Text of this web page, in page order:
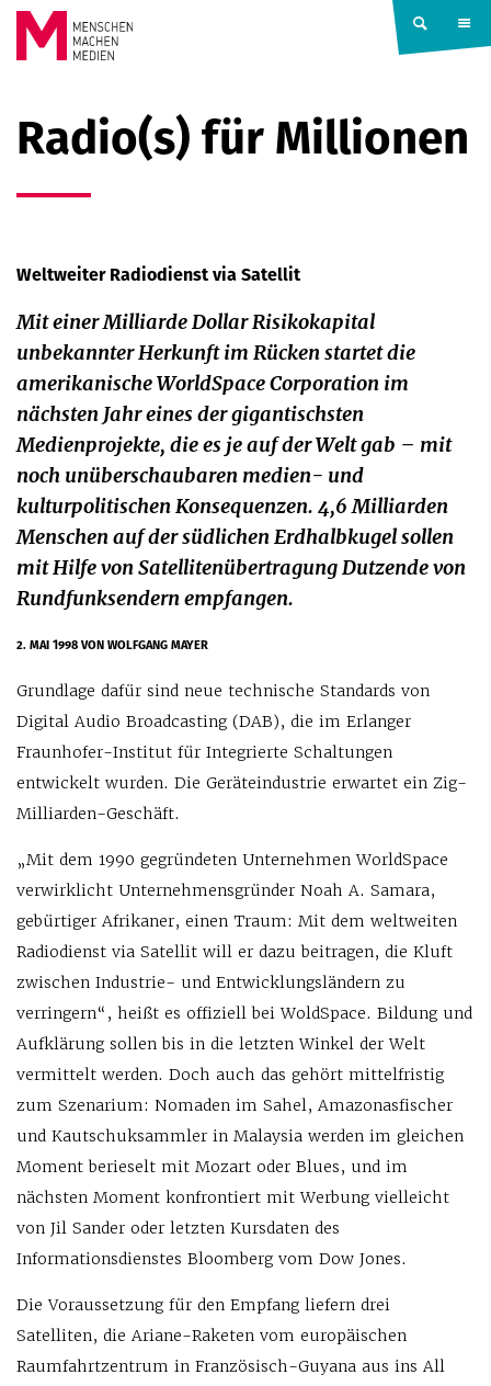
Springe zum Inhalt
MACHEN
MEDIEN
Radio(s) für Millionen
Weltweiter Radiodienst via Satellit
Mit einer Milliarde Dollar Risikokapital
unbekannter Herkunft im Rücken startet die
amerikanische WorldSpace Corporation im
nächsten Jahr eines der gigantischsten
Medienprojekte, die es je auf der Welt gab – mit
noch unüberschaubaren medien- und
kulturpolitischen Konsequenzen. 4,6 Milliarden
Menschen auf der südlichen Erdhalbkugel sollen
mit Hilfe von Satellitenübertragung Dutzende von
Rundfunksendern empfangen.
2. MAI 1998VON WOLFGANG MAYER
Grundlage dafür sind neue technische Standards von
Digital Audio Broadcasting (DAB), die im Erlanger
Fraunhofer-Institut für Integrierte Schaltungen
entwickelt wurden. Die Geräteindustrie erwartet ein Zig-
Milliarden-Geschäft.
„Mit dem 1990 gegründeten Unternehmen WorldSpace
verwirklicht Unternehmensgründer Noah A. Samara,
gebürtiger Afrikaner, einen Traum: Mit dem weltweiten
Radiodienst via Satellit will er dazu beitragen, die Kluft
zwischen Industrie- und Entwicklungsländern zu
verringern“, heißt es offiziell bei WoldSpace. Bildung und
Aufklärung sollen bis in die letzten Winkel der Welt
vermittelt werden. Doch auch das gehört mittelfristig
zum Szenarium: Nomaden im Sahel, Amazonasfischer
und Kautschuksammler in Malaysia werden im gleichen
Moment berieselt mit Mozart oder Blues, und im
nächsten Moment konfrontiert mit Werbung vielleicht
von Jil Sander oder letzten Kursdaten des
Informationsdienstes Bloomberg vom Dow Jones.
Die Voraussetzung für den Empfang liefern drei
Satelliten, die Ariane-Raketen vom europäischen
Raumfahrtzentrum in Französisch-Guyana aus ins All